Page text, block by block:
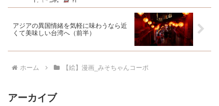
アジアの異国情緒を気軽に味わうなら近
くて美味しい台湾へ（前半）
ホーム 【絵】漫画_みそちゃんコーポ
アーカイブ